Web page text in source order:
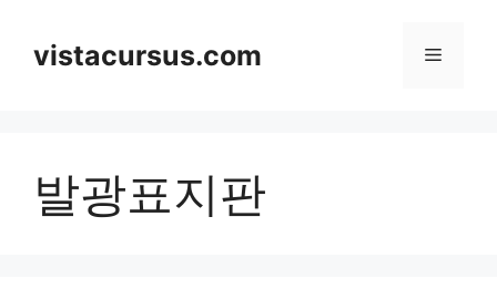
contentvistacursus.com Menu
발광표지판